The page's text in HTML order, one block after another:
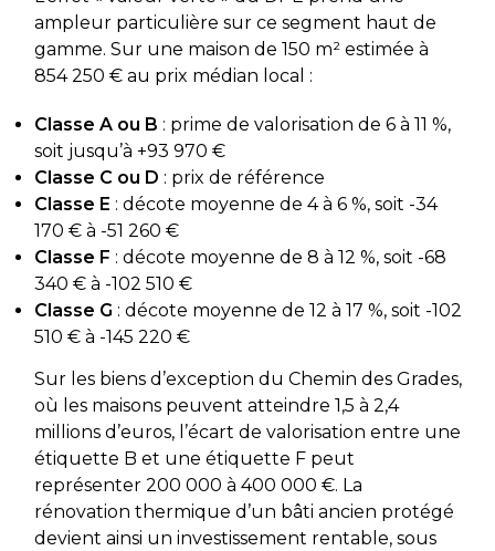
ampleur particulière sur ce segment haut de
gamme. Sur une maison de 150 m² estimée à
854 250 € au prix médian local :
Classe A ou B : prime de valorisation de 6 à 11 %,
soit jusqu’à +93 970 €
Classe C ou D : prix de référence
Classe E : décote moyenne de 4 à 6 %, soit -34
170 € à -51 260 €
Classe F : décote moyenne de 8 à 12 %, soit -68
340 € à -102 510 €
Classe G : décote moyenne de 12 à 17 %, soit -102
510 € à -145 220 €
Sur les biens d’exception du Chemin des Grades,
où les maisons peuvent atteindre 1,5 à 2,4
millions d’euros, l’écart de valorisation entre une
étiquette B et une étiquette F peut
représenter 200 000 à 400 000 €. La
rénovation thermique d’un bâti ancien protégé
devient ainsi un investissement rentable, sous